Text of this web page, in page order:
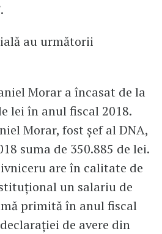
au următorii
Morar a încasat de la
lei în anul fiscal 2018.
Morar, fost șef al DNA,
suma de 350.885 de lei.
are în calitate de
un salariu de
primită în anul fiscal
de avere din